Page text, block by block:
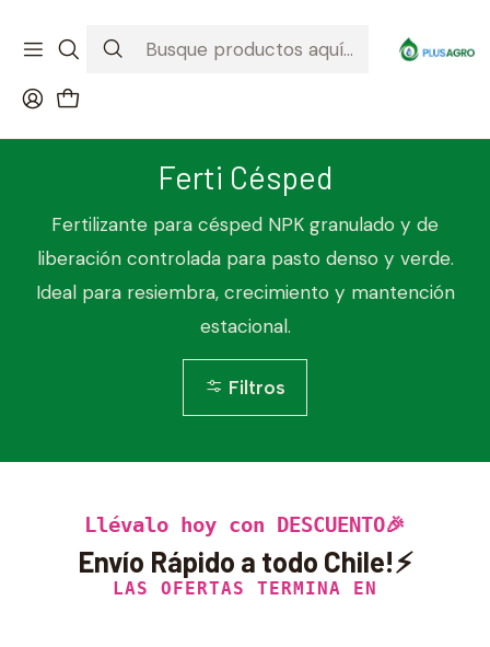
Ver condiciones de la promoción
Ferti Césped
Fertilizante para césped NPK granulado y de
liberación controlada para pasto denso y verde.
Ideal para resiembra, crecimiento y mantención
estacional.
Filtros
Llévalo hoy con DESCUENTO🎉
Envío Rápido a todo Chile!⚡
LAS OFERTAS TERMINA EN